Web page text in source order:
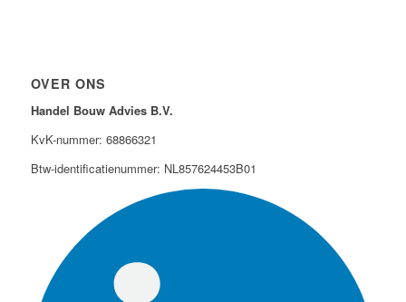
OVER ONS
Handel Bouw Advies B.V.
KvK-nummer: 68866321
Btw-identificatienummer: NL857624453B01